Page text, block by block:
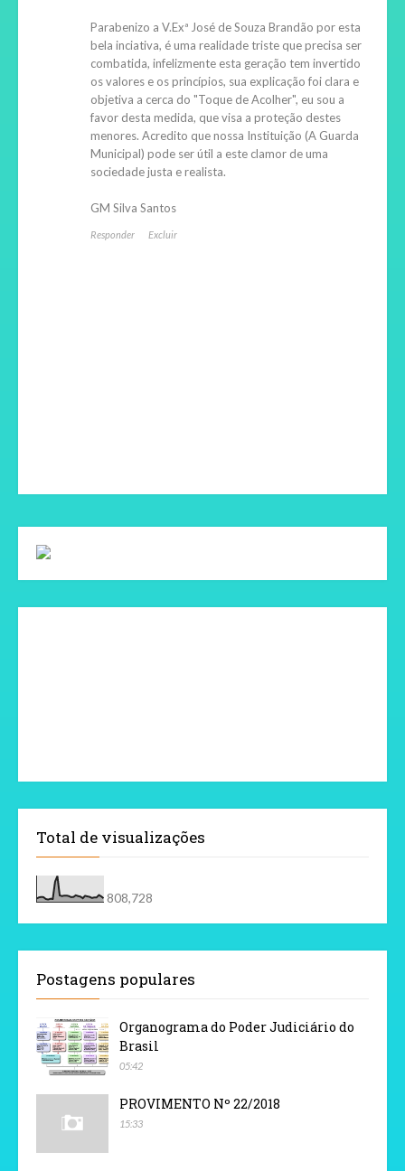
Parabenizo a V.Exª José de Souza Brandão por esta
bela inciativa, é uma realidade triste que precisa ser
combatida, infelizmente esta geração tem invertido
os valores e os princípios, sua explicação foi clara e
objetiva a cerca do "Toque de Acolher", eu sou a
favor desta medida, que visa a proteção destes
menores. Acredito que nossa Instituição (A Guarda
Municipal) pode ser útil a este clamor de uma
sociedade justa e realista.
GM Silva Santos
Responder Excluir
Total de visualizações
808,728
Postagens populares
Organograma do Poder Judiciário do
Brasil
05:42
PROVIMENTO Nº 22/2018
15:33